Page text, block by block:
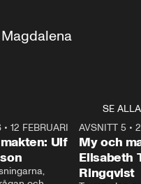
SE ALLA
27:30
•12 FEBRUARI
Ulf
AVSNITT 5 •
My och
Elisabeth
Ringqvist